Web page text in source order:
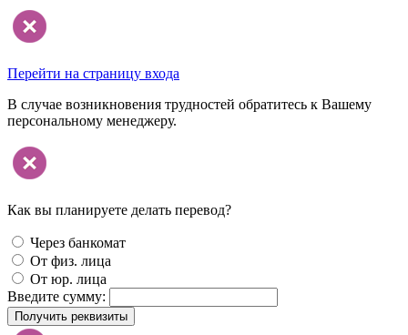
Перейти на страницу входа
В случае возникновения трудностей обратитесь к Вашему
персональному менеджеру.
Как вы планируете делать перевод?
Через банкомат
От физ. лица
От юр. лица
Введите сумму:
Получить реквизиты